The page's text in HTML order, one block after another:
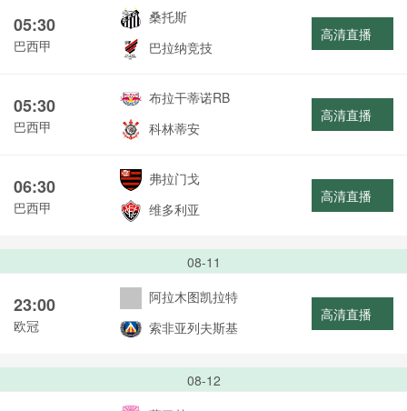
05:30
巴西甲
桑托斯
巴拉纳竞技
高清直播
05:30
巴西甲
布拉干蒂诺RB
科林蒂安
高清直播
06:30
巴西甲
弗拉门戈
维多利亚
高清直播
08-11
23:00
欧冠
阿拉木图凯拉特
索非亚列夫斯基
高清直播
08-12